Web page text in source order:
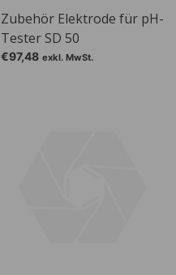
Zubehör Elektrode für pH-
Tester SD 50
€97,48 exkl. MwSt.